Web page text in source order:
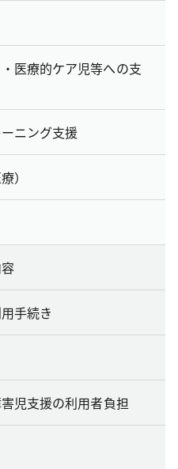
医療的ケア児等への支
ニング支援
）
手続き
児支援の利用者負担